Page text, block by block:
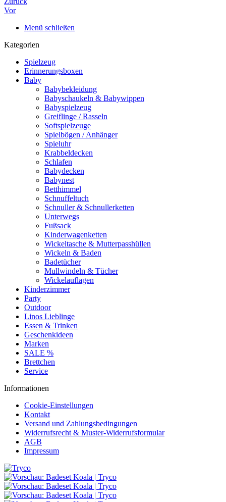
Vor
Menü schließen
Kategorien
Spielzeug
Erinnerungsboxen
Baby
Babybekleidung
Babyschaukeln & Babywippen
Babyspielzeug
Greiflinge / Rasseln
Softspielzeuge
Spielbögen / Anhänger
Spieluhr
Krabbeldecken
Schlafen
Babydecken
Babynest
Betthimmel
Schnuffeltuch
Schnuller & Schnullerketten
Unterwegs
Fußsack
Kinderwagenketten
Wickeltasche & Mutterpasshüllen
Wickeln & Baden
Badetücher
Mullwindeln & Tücher
Wickelauflagen
Kinderzimmer
Party
Outdoor
Linos Lieblinge
Essen & Trinken
Geschenkideen
Marken
SALE %
Brettchen
Service
Informationen
Cookie-Einstellungen
Kontakt
Versand und Zahlungsbedingungen
Widerrufsrecht & Muster-Widerrufsformular
AGB
Impressum